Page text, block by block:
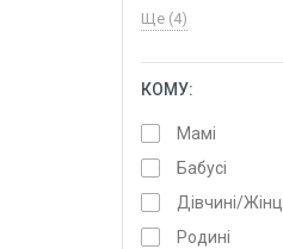
Ще (4)
КОМУ:
Мамі
Бабусі
Дівчині/
Родині